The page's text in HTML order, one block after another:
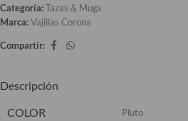
Categoría:Tazas & Mugs
Marca:Vajillas Corona
Compartir:
Descripción
COLOR
Pluto